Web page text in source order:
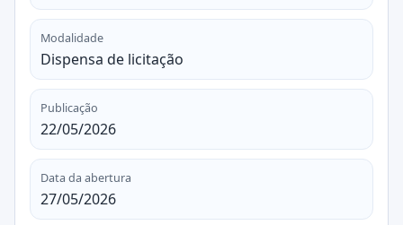
Modalidade
Dispensa de licitação
Publicação
22/05/2026
Data da abertura
27/05/2026